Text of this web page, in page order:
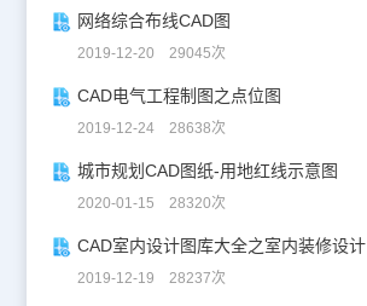
网络综合布线CAD图
2019-12-20 29045次
CAD电气工程制图之点位图
2019-12-24 28638次
城市规划CAD图纸-用地红线示意图
2020-01-15 28320次
CAD室内设计图库大全之室内装修设计
2019-12-19 28237次